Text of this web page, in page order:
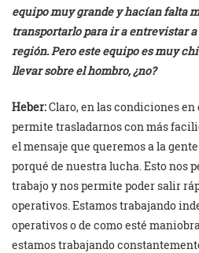
equipo muy grande y hacían falta
transportarlo para ir a entrevistar a
región. Pero este equipo es muy
llevar sobre el hombro, ¿no?
Heber:Claro, en las condiciones
permite trasladarnos con más
el mensaje que queremos a la
porqué de nuestra lucha. Esto nos
trabajo y nos permite poder salir
operativos. Estamos trabajando
operativos o de como esté
estamos trabajando